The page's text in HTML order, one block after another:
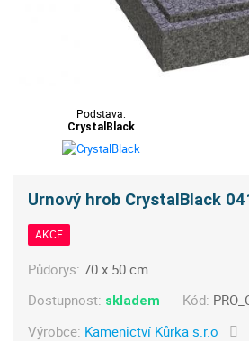
Podstava:
CrystalBlack
Urnový hrob CrystalBlack
AKCE
Půdorys:70 x 50 cm
Dostupnost: skladem Kód:
Výrobce: Kamenictví Kůrka s.r.o